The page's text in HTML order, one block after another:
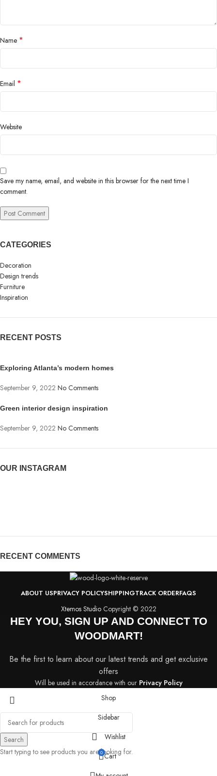
Name *
Email *
Website
Save my name, email, and website in this browser for the next time I
comment.
CATEGORIES
Decoration
Design trends
Furniture
Inspiration
RECENT POSTS
Exploring Atlanta’s modern homes
September 9, 2022 No Comments
Green interior design inspiration
September 9, 2022 No Comments
OUR INSTAGRAM
RECENT COMMENTS
ABOUT USPRIVACY POLICYSHIPPINGTRACK ORDERFAQS
Xtemos StudioCopyright © 2022
HEY YOU, SIGN UP AND CONNECT TO
WOODMART!
Be the first to learn about our latest trends and get exclusive
offers
Will be used in accordance with our Privacy Policy
Search
Start typing to see products you are looking for.
Shop
Sidebar
Wishlist
0 Cart